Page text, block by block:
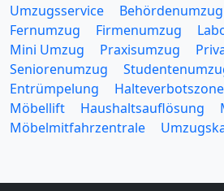
Umzugsservice Behördenumzug
Fernumzug
Firmenumzug
Mini Umzug
Praxisumzug
Seniorenumzug
Entrümpelung
Halteverbotszone
Möbellift
Haushaltsauflösung
Möbelmitfahrzentrale